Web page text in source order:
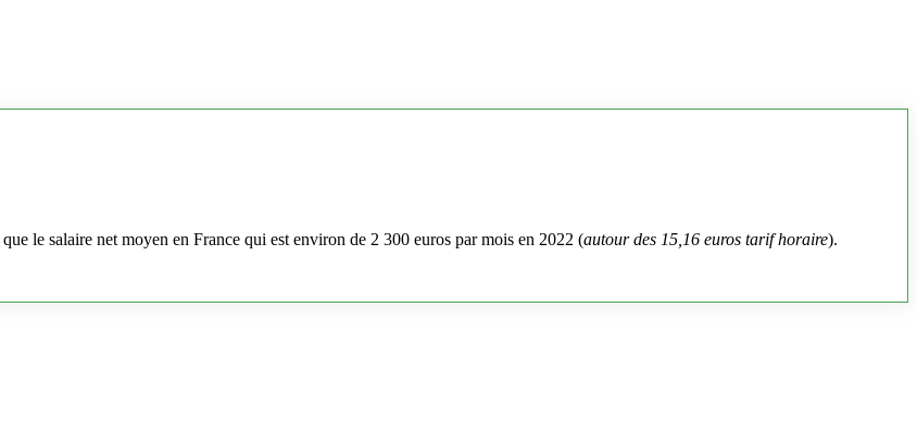
que le salaire net moyen en France qui est environ de 2 300 euros par mois en 2022 (autour des 15,16 euros tarif horaire).